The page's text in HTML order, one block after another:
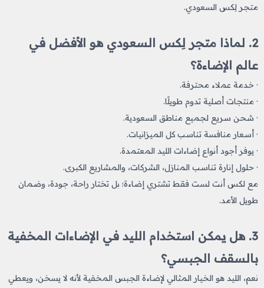
متجر لِكس السعودي.
2. لماذا متجر لِكس السعودي هو الأفضل في
عالم الإضاءة؟
· خدمة عملاء محترفة.
· منتجات أصلية تدوم طويلًا.
· شحن سريع لجميع مناطق السعودية.
· أسعار منافسة تناسب كل الميزانيات.
· يوفر أجود أنواع إضاءات الليد المعتمدة.
· حلول إنارة تناسب المنازل، الشركات، والمشاريع الكبرى.
مع لكس أنت لست فقط تشتري إضاءة؛ بل تختار راحة، جودة، وضمان
طويل الأمد.
3. هل يمكن استخدام الليد في الإضاءات المخفية
بالسقف الجبسي؟
نعم، الليد هو الخيار المثالي لإضاءة الجبس المخفية لأنه لا يسخن، ويعطي